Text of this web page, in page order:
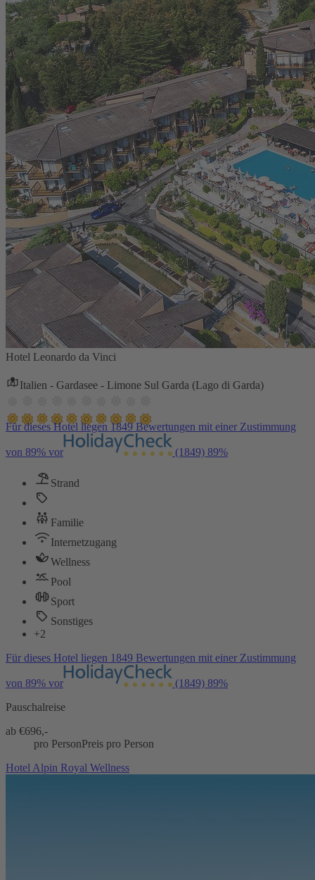
Hotel Leonardo da Vinci
Italien - Gardasee - Limone Sul Garda (Lago di Garda)
Für dieses Hotel liegen 1849 Bewertungen mit einer Zustimmung
von 89% vor (1849) 89%
Strand
Familie
Internetzugang
Wellness
Pool
Sport
Sonstiges
+2
Für dieses Hotel liegen 1849 Bewertungen mit einer Zustimmung
von 89% vor (1849) 89%
Pauschalreise
ab €696,-
pro PersonPreis pro Person
Hotel Alpin Royal Wellness